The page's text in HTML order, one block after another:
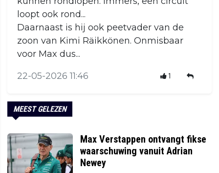
loopt ook rond...
Daarnaast is hij ook peetvader van de
zoon van Kimi Räikkönen. Onmisbaar
voor Max dus...
22-05-2026 11:46 1
MEEST GELEZEN
Max Verstappen ontvangt fikse
waarschuwing vanuit Adrian
Newey